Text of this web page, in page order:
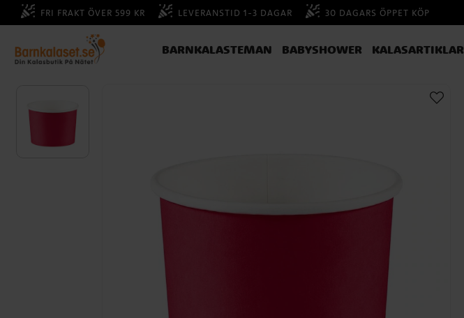
FRI FRAKT ÖVER 599 KR LEVERANSTID 1-3 DAGAR 30 DAGARS ÖPPET KÖP
BARNKALASTEMAN BABYSHOWER KALASARTIKLAR